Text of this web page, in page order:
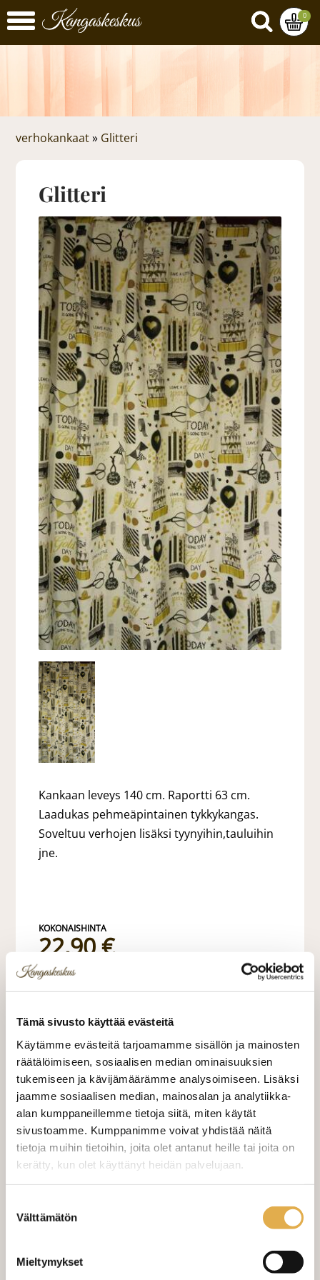
Tämä sivusto käyttää evästeitä
Käytämme evästeitä tarjoamamme sisällön ja mainosten
räätälöimiseen, sosiaalisen median ominaisuuksien
tukemiseen ja kävijämäärämme analysoimiseen. Lisäksi
jaamme sosiaalisen median, mainosalan ja analytiikka-
alan kumppaneillemme tietoja siitä, miten käytät
sivustoamme. Kumppanimme voivat yhdistää näitä
tietoja muihin tietoihin, joita olet antanut heille tai joita on
kerätty, kun olet käyttänyt heidän palvelujaan.
valinta
Välttämätön
Mieltymykset
0
verhokankaat » Glitteri
Glitteri
Kankaan leveys 140 cm. Raportti 63 cm.
Laadukas pehmeäpintainen tykkykangas.
Soveltuu verhojen lisäksi tyynyihin,tauluihin
jne.
22,90 €
LISÄÄ OSTOSKORIIN
Tilaa näytepala kankaasta
Näytepalan hinta 1,50 €. Koko n. 10x10 cm.
Valitse mukaan ompelupalvelu
(sis. työn ja tarvikkeet)
VERHOJEN MÄÄRÄ:
+ 22,00 €